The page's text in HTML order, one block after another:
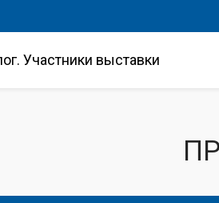
Участники выставки